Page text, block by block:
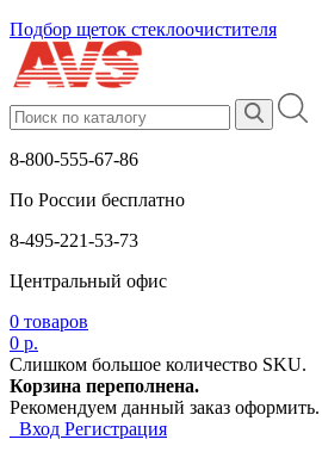
Подбор щеток стеклоочистителя
8-800-555-67-86
По России бесплатно
8-495-221-53-73
Центральный офис
0 товаров
0 р.
Слишком большое количество SKU.
Корзина переполнена.
Рекомендуем данный заказ оформить.
Вход Регистрация